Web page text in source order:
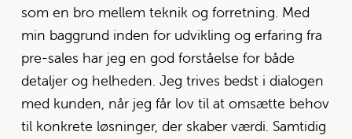
som en bro mellem teknik og forretning. Med
min baggrund inden for udvikling og erfaring fra
pre-sales har jeg en god forståelse for både
detaljer og helheden. Jeg trives bedst i dialogen
med kunden, når jeg får lov til at omsætte behov
til konkrete løsninger, der skaber værdi. Samtidig